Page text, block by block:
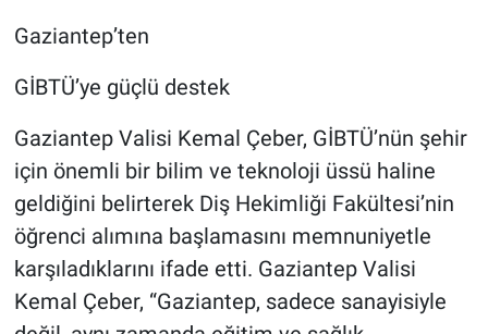
Gaziantep’ten
GİBTÜ’ye güçlü destek
Gaziantep Valisi Kemal Çeber, GİBTÜ’nün şehir
için önemli bir bilim ve teknoloji üssü haline
geldiğini belirterek Diş Hekimliği Fakültesi’nin
öğrenci alımına başlamasını memnuniyetle
karşıladıklarını ifade etti. Gaziantep Valisi
Kemal Çeber, “Gaziantep, sadece sanayisiyle